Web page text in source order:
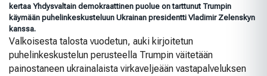
kertaa Yhdysvaltain demokraattinen puolue on tarttunut Trumpin
käymään puhelinkeskusteluun Ukrainan presidentti Vladimir Zelenskyn
kanssa.
Valkoisesta talosta vuodetun, auki kirjoitetun
puhelinkeskustelun perusteella Trumpin väitetään
painostaneen ukrainalaista virkaveljeään vastapalveluksen